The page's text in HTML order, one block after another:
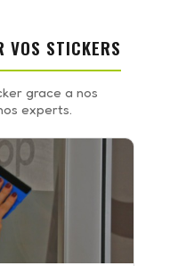
VOS STICKERS
grace a nos
experts.